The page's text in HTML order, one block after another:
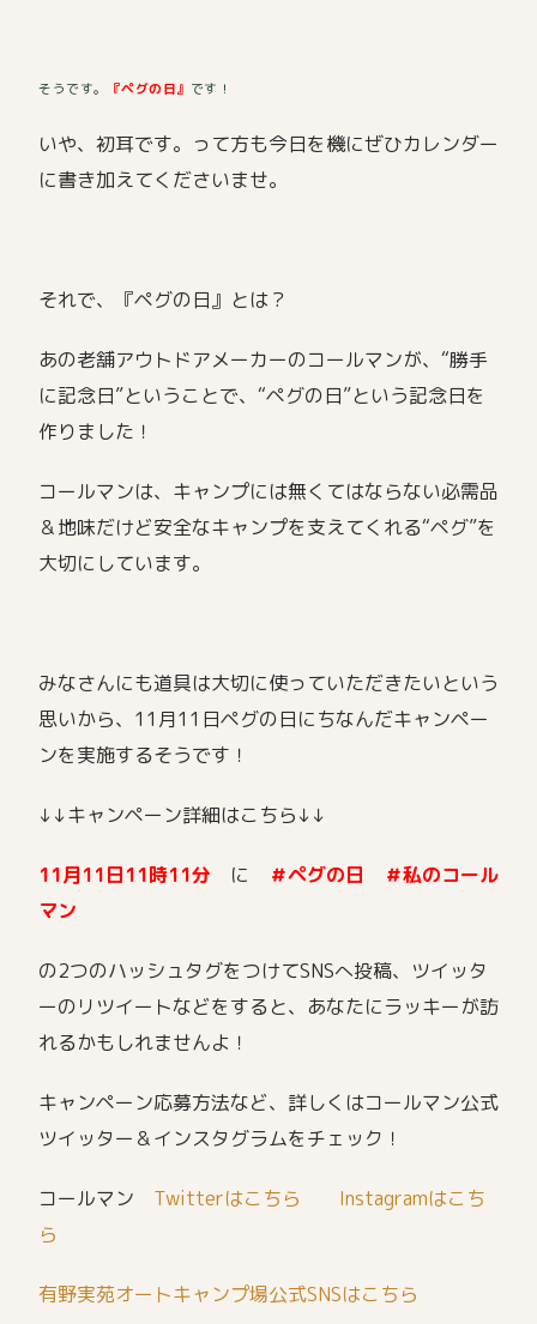
そうです。 『ペグの日』 です！
いや、初耳です。って方も今日を機にぜひカレンダー
に書き加えてくださいませ。
それで、『ペグの日』とは？
あの老舗アウトドアメーカーのコールマンが、“勝手
に記念日”ということで、“ペグの日”という記念日を
作りました！
コールマンは、キャンプには無くてはならない必需品
＆地味だけど安全なキャンプを支えてくれる“ペグ”を
大切にしています。
みなさんにも道具は大切に使っていただきたいという
思いから、11月11日ペグの日にちなんだキャンペー
ンを実施するそうです！
↓↓キャンペーン詳細はこちら↓↓
11月11日11時11分 に
＃ペグの日 ＃私のコール
マン
の2つのハッシュタグをつけてSNSへ投稿、ツイッタ
ーのリツイートなどをすると、あなたにラッキーが訪
れるかもしれませんよ！
キャンペーン応募方法など、詳しくはコールマン公式
ツイッター＆インスタグラムをチェック！
コールマン Twitterはこちら
Instagramはこち
ら
有野実苑オートキャンプ場公式SNSはこちら